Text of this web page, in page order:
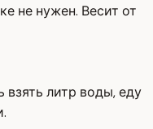
не нужен. Весит от
литр воды, еду